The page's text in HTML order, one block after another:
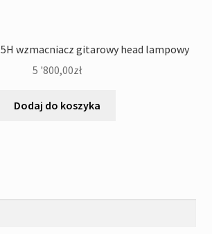
wzmacniacz gitarowy head lampowy
5 '800,00zł
Dodaj do koszyka